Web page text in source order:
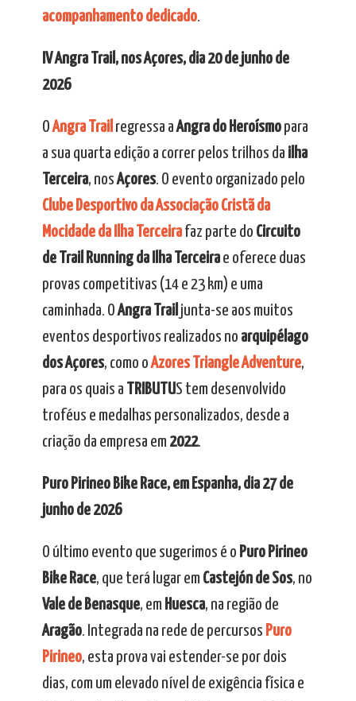
acompanhamento dedicado.
IV Angra Trail, nos Açores, dia 20 de junho de
2026
OAngra Trail regressa aAngra do Heroísmopara
a sua quarta edição a correr pelos trilhos da ilha
Terceira, nosAçores. O evento organizado pelo
Clube Desportivo da Associação Cristã da
Mocidade da Ilha Terceirafaz parte do Circuito
de Trail Running da Ilha Terceirae oferece duas
provas competitivas (14 e 23 km) e uma
caminhada. OAngra Trail junta-se aos muitos
eventos desportivos realizados no arquipélago
dos Açores, como oAzores Triangle Adventure,
para os quais a
TRIBUTUS tem desenvolvido
troféus e medalhas personalizados, desde a
criação da empresa em 2022.
Puro Pirineo Bike Race, em Espanha, dia 27 de
junho de 2026
O último evento que sugerimos é o Puro Pirineo
Bike Race, que terá lugar em Castejón de Sos, no
Vale de Benasque, em Huesca, na região de
Aragão. Integrada na rede de percursos Puro
Pirineo, esta prova vai estender-se por dois
dias, com um elevado nível de exigência física e